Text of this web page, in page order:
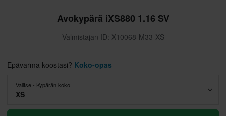
Avokypärä iXS880 1.16 SV
Valmistajan ID: X10068-M33-XS
Epävarma koostasi? Koko-opas
Valitse - Kypärän koko
XS